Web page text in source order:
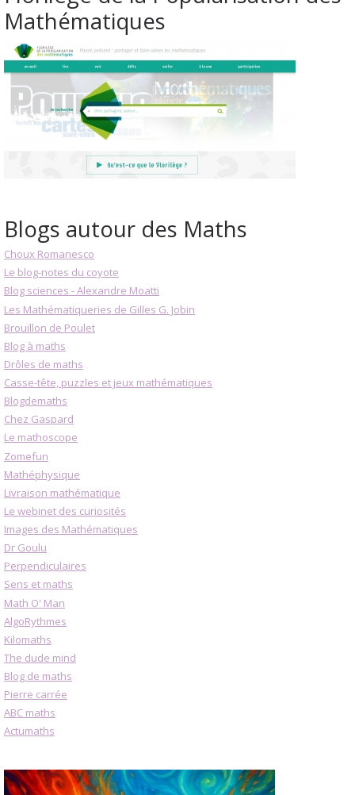
Mathématiques
Blogs autour des Maths
Choux Romanesco
Le blog-notes du coyote
Blog sciences - Alexandre Moatti
Les Mathématiqueries de Gilles G. Jobin
Brouillon de Poulet
Blog à maths
Drôles de maths
Casse-tête, puzzles et jeux mathématiques
Blogdemaths
Chez Gaspard
Le mathoscope
Zomefun
Mathéphysique
Livraison mathématique
Le webinet des curiosités
Images des Mathématiques
Dr Goulu
Perpendiculaires
Sens et maths
Math O' Man
AlgoRythmes
Kilomaths
The dude mind
Blog de maths
Pierre carrée
ABC maths
Actumaths